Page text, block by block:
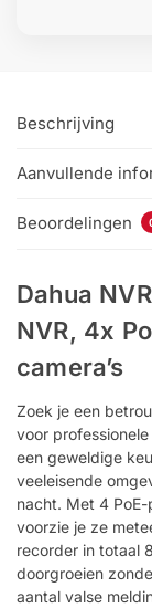
Beschrijving
Aanvullende
Beoordelingen
Dahua
NVR, 4x
camera’s
Zoek je een
voor
een geweldige
veeleisende
nacht. Met 4 PoE-
voorzie je ze
recorder in totaal
doorgroeien
aantal valse